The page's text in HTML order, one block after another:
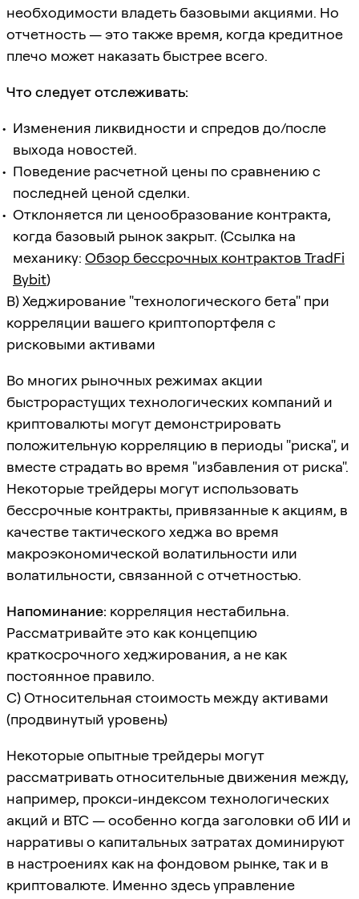
необходимости владеть базовыми акциями. Но
отчетность — это также время, когда кредитное
плечо может наказать быстрее всего.
Что следует отслеживать:
Изменения ликвидности и спредов до/после
выхода новостей.
Поведение расчетной цены по сравнению с
последней ценой сделки.
Отклоняется ли ценообразование контракта,
когда базовый рынок закрыт. (Ссылка на
механику: Обзор бессрочных контрактов TradFi
Bybit)
B) Хеджирование "технологического бета" при
корреляции вашего криптопортфеля с
рисковыми активами
Во многих рыночных режимах акции
быстрорастущих технологических компаний и
криптовалюты могут демонстрировать
положительную корреляцию в периоды "риска", и
вместе страдать во время "избавления от риска".
Некоторые трейдеры могут использовать
бессрочные контракты, привязанные к акциям, в
качестве тактического хеджа во время
макроэкономической волатильности или
волатильности, связанной с отчетностью.
Напоминание: корреляция нестабильна.
Рассматривайте это как концепцию
краткосрочного хеджирования, а не как
постоянное правило.
C) Относительная стоимость между активами
(продвинутый уровень)
Некоторые опытные трейдеры могут
рассматривать относительные движения между,
например, прокси-индексом технологических
акций и BTC — особенно когда заголовки об ИИ и
нарративы о капитальных затратах доминируют
в настроениях как на фондовом рынке, так и в
криптовалюте. Именно здесь управление